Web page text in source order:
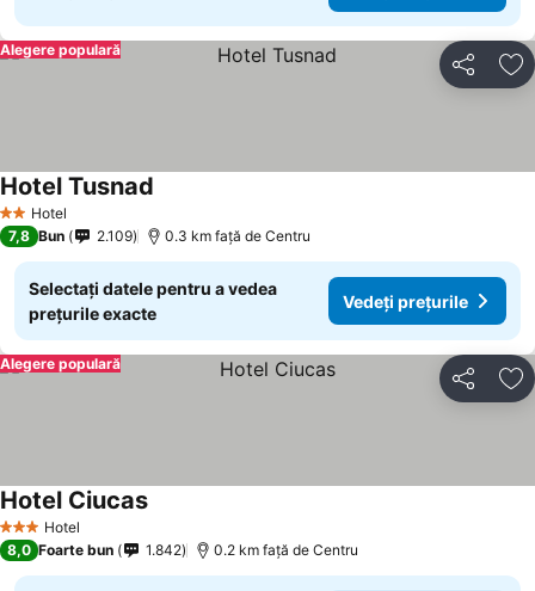
Distribuiți
Alegere populară
2 SteleHotel
Hotel Tusnad
7,8 Bun 2.109 0.3 km faţă de Centru
Selectați datele pentru a vedea
prețurile exacte
Vedeți prețurile
Distribuiți
Alegere populară
3 SteleHotel
Hotel Ciucas
8,0 Foarte bun 1.842 0.2 km faţă de Centru